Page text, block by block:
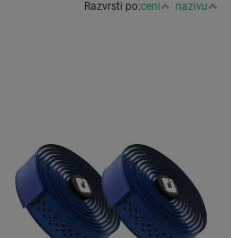
Razvrsti po:ceni nazivu